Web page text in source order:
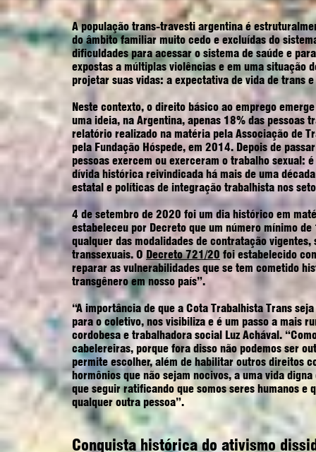
A população trans-travesti argentina é
do âmbito familiar muito cedo e excluídas do
dificuldades para acessar o sistema de saúde e
expostas a múltiplas violências e em uma situação
projetar suas vidas: a expectativa de vida de trans
Neste contexto, o direito básico ao emprego
uma ideia, na Argentina, apenas 18% das pessoas
relatório realizado na matéria pela Associação de
pela Fundação Hóspede, em 2014. Depois de
pessoas exercem ou exerceram o trabalho sexual:
dívida histórica reivindicada há mais de uma
estatal e políticas de integração trabalhista nos
4 de setembro de 2020 foi um dia histórico em
estabeleceu por Decreto que um número mínimo
qualquer das modalidades de contratação
transsexuais. ODecreto 721/20 foi estabelecido
reparar as vulnerabilidades que se tem cometido
transgênero em nosso país”.
“A importância de que a Cota Trabalhista Trans
para o coletivo, nos visibiliza e é um passo a mais
cordobesa e trabalhadora social Luz Achával.
cabelereiras, porque fora disso não podemos ser
permite escolher, além de habilitar outros direitos
hormônios que não sejam nocivos, a uma vida
que seguir ratificando que somos seres humanos e
qualquer outra pessoa”.
Conquista histórica do ativismo